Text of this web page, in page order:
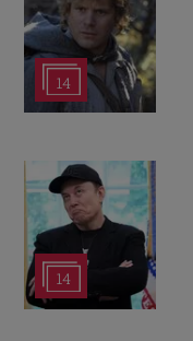
14
14